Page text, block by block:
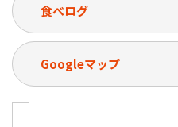
食べログ
Googleマップ